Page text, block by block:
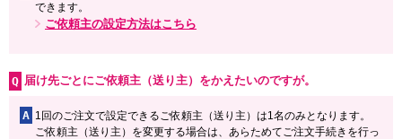
できます。
ご依頼主の設定方法はこちら
届け先ごとにご依頼主（送り主）をかえたいのですが。
A 1回のご注文で設定できるご依頼主（送り主）は1名のみとなります。
ご依頼主（送り主）を変更する場合は、あらためてご注文手続きを行っ